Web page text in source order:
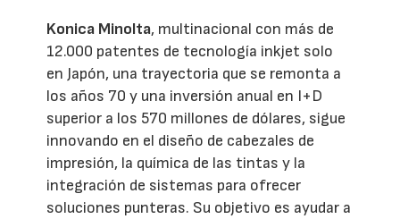
Konica Minolta, multinacional con más de
12.000 patentes de tecnología inkjet solo
en Japón, una trayectoria que se remonta a
los años 70 y una inversión anual en I+D
superior a los 570 millones de dólares, sigue
innovando en el diseño de cabezales de
impresión, la química de las tintas y la
integración de sistemas para ofrecer
soluciones punteras. Su objetivo es ayudar a